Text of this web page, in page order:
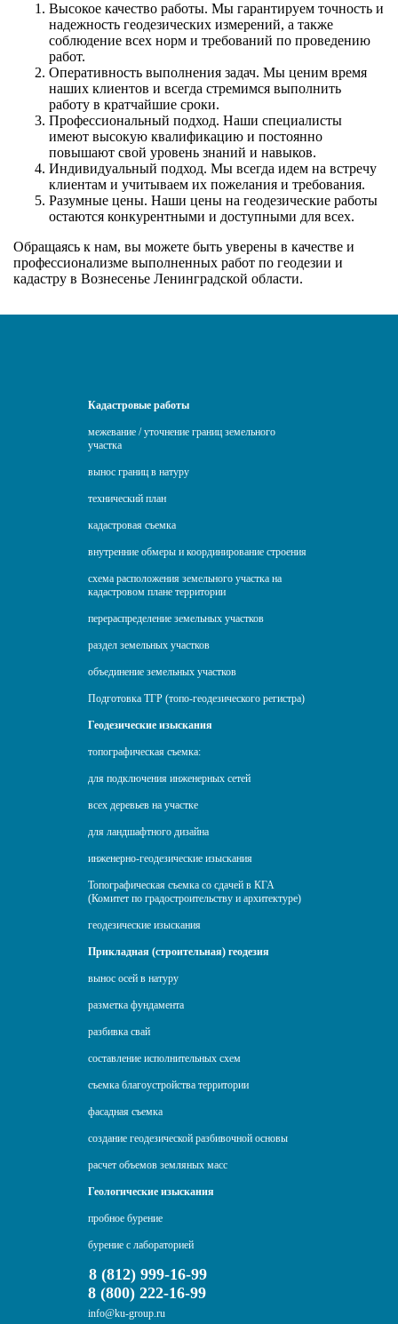
Высокое качество работы. Мы гарантируем точность и
надежность геодезических измерений, а также
соблюдение всех норм и требований по проведению
работ.
Оперативность выполнения задач. Мы ценим время
наших клиентов и всегда стремимся выполнить
работу в кратчайшие сроки.
Профессиональный подход. Наши специалисты
имеют высокую квалификацию и постоянно
повышают свой уровень знаний и навыков.
Индивидуальный подход. Мы всегда идем на встречу
клиентам и учитываем их пожелания и требования.
Разумные цены. Наши цены на геодезические работы
остаются конкурентными и доступными для всех.
Обращаясь к нам, вы можете быть уверены в качестве и
профессионализме выполненных работ по геодезии и
кадастру в Вознесенье Ленинградской области.
Кадастровые работы
межевание / уточнение границ земельного
участка
вынос границ в натуру
технический план
кадастровая съемка
внутренние обмеры и координирование строения
схема расположения земельного участка на
кадастровом плане территории
перераспределение земельных участков
раздел земельных участков
объединение земельных участков
Подготовка ТГР (топо-геодезического регистра)
Геодезические изыскания
топографическая съемка:
для подключения инженерных сетей
всех деревьев на участке
для ландшафтного дизайна
инженерно-геодезические изыскания
Топографическая съемка со сдачей в КГА
(Комитет по градостроительству и архитектуре)
геодезические изыскания
Прикладная (строительная) геодезия
вынос осей в натуру
разметка фундамента
разбивка свай
составление исполнительных схем
съемка благоустройства территории
фасадная съемка
создание геодезической разбивочной основы
расчет объемов земляных масс
Геологические изыскания
пробное бурение
бурение с лабораторией
8 (812) 999-16-99
8 (800) 222-16-99
info@ku-group.ru